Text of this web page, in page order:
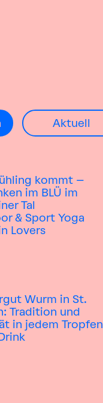
Aktuell
kommt –
im BLÜ im
Tal
& Sport Yoga
Lovers
Wurm in St.
Tradition und
in jedem Tropfen